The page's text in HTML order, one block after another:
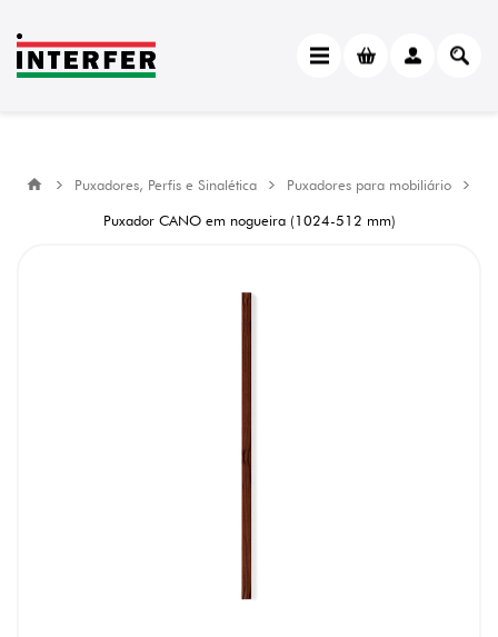
Puxadores, Perfis e Sinalética
Puxadores para mobiliário
Puxador CANO em nogueira (1024-512 mm)